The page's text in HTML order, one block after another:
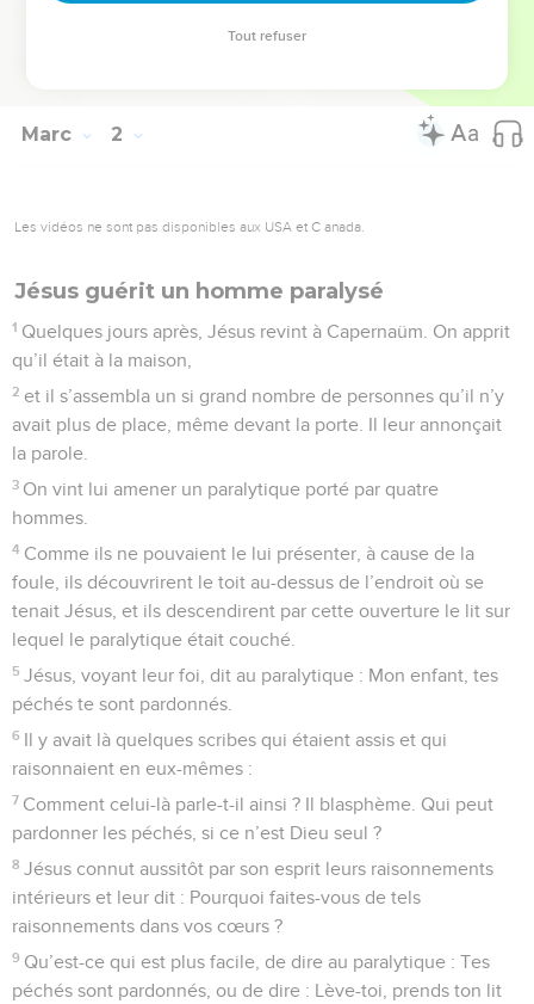
© Société biblique française – Bibli’O, 1978, avec autorisation. Pour vous procurer
Marc 2
Les vidéos ne sont pas disponibles aux USA et C anada.
Jésus guérit un homme paralysé
1 Quelques jours après, Jésus revint à Capernaüm. On apprit
qu’il était à la maison,
2 et il s’assembla un si grand nombre de personnes qu’il n’y
avait plus de place, même devant la porte. Il leur annonçait
la parole.
3 On vint lui amener un paralytique porté par quatre
hommes.
4 Comme ils ne pouvaient le lui présenter, à cause de la
foule, ils découvrirent le toit au-dessus de l’endroit où se
tenait Jésus, et ils descendirent par cette ouverture le lit sur
lequel le paralytique était couché.
5 Jésus, voyant leur foi, dit au paralytique : Mon enfant, tes
péchés te sont pardonnés.
6 Il y avait là quelques scribes qui étaient assis et qui
raisonnaient en eux-mêmes :
7 Comment celui-là parle-t-il ainsi ? Il blasphème. Qui peut
pardonner les péchés, si ce n’est Dieu seul ?
8 Jésus connut aussitôt par son esprit leurs raisonnements
intérieurs et leur dit : Pourquoi faites-vous de tels
raisonnements dans vos cœurs ?
9 Qu’est-ce qui est plus facile, de dire au paralytique : Tes
péchés sont pardonnés, ou de dire : Lève-toi, prends ton lit
Tout refuser